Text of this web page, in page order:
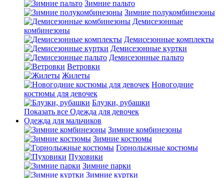
Зимние пальто
Зимние полукомбинезоны
Демисезонные
комбинезоны
Демисезонные комплекты
Демисезонные куртки
Демисезонные пальто
Ветровки
Жилеты
Новогодние
костюмы для девочек
Блузки, рубашки
Показать все Одежда для девочек
Одежда для мальчиков
Зимние комбинезоны
Зимние костюмы
Горнолыжные костюмы
Пуховики
Зимние парки
Зимние куртки